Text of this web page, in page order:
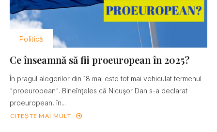
Politică
Ce înseamnă să fii proeuropean în 2025?
În pragul alegerilor din 18 mai este tot mai vehiculat termenul
"proeuropean". Bineînţeles că Nicuşor Dan s-a declarat
proeuropean, în...
CITEȘTE MAI MULT